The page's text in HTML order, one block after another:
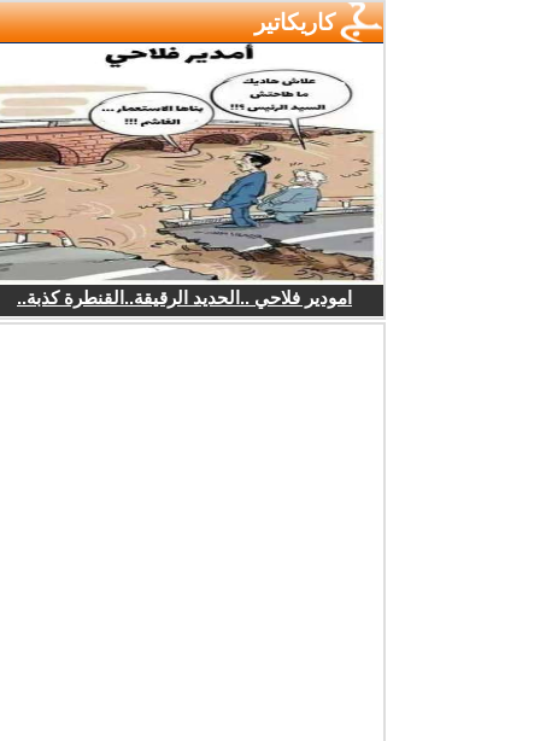
كاريكاتير
امودير فلاحي ..الحديد الرقيقة..القنطرة كذبة..